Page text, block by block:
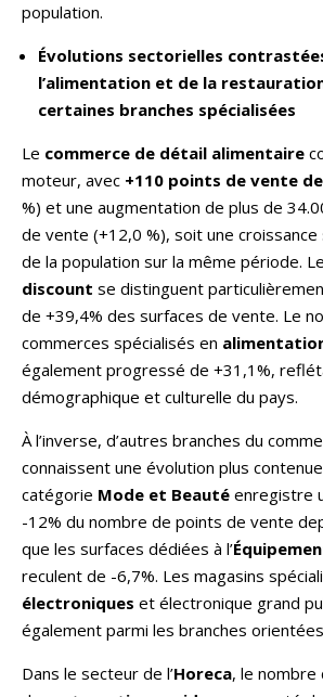
population.
Évolutions sectorielles
l’alimentation et de la
certaines branches spécialisées
Le commerce de détail alimentaire
moteur, avec +110 points de vente
%) et une augmentation de plus de
de vente (+12,0 %), soit une croissance
de la population sur la même période.
discount se distinguent
de +39,4% des surfaces de vente. Le
commerces spécialisés en
également progressé de +31,1%,
démographique et culturelle du pays.
À l’inverse, d’autres branches du
connaissent une évolution plus
catégorie Mode et Beauté enregistre
-12% du nombre de points de vente
que les surfaces dédiées à l’
reculent de -6,7%. Les magasins
électroniques et électronique grand
également parmi les branches
Dans le secteur de l’Horeca, le nombre